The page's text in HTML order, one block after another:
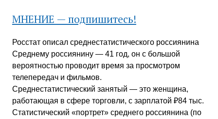
МНЕНИЕ — подпишитесь!
Росстат описал среднестатистического россиянина
Среднему россиянину — 41 год, он с большой
вероятностью проводит время за просмотром
телепередач и фильмов.
Среднестатистический занятый — это женщина,
работающая в сфере торговли, с зарплатой ₽84 тыс.
Статистический «портрет» среднего россиянина (по